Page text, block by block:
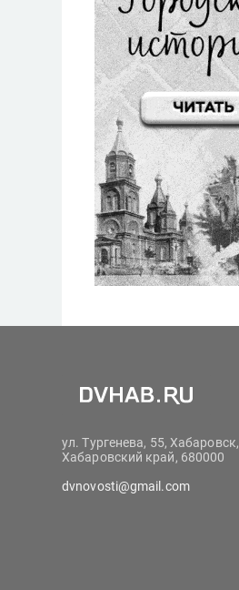
ул. Тургенева, 55, Хабаровск,
Хабаровский край, 680000
dvnovosti@gmail.com